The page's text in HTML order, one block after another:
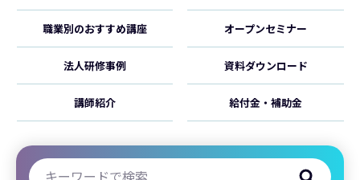
職業別のおすすめ講座 オープンセミナー
法人研修事例 資料ダウンロード
講師紹介 給付金・補助金